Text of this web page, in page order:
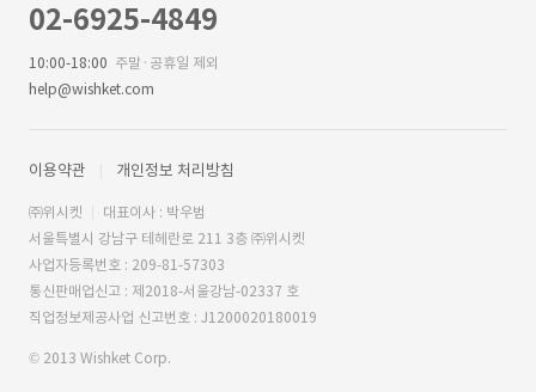
02-6925-4849
10:00-18:00 주말·공휴일 제외
help@wishket.com
이용약관 개인정보 처리방침
㈜위시켓
대표이사 : 박우범
서울특별시 강남구 테헤란로 211 3층 ㈜위시켓
사업자등록번호 : 209-81-57303
통신판매업신고 : 제2018-서울강남-02337 호
직업정보제공사업 신고번호 : J1200020180019
© 2013 Wishket Corp.